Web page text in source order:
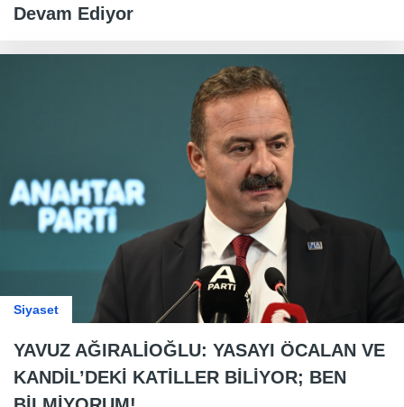
Devam Ediyor
Siyaset
YAVUZ AĞIRALİOĞLU: YASAYI ÖCALAN VE
KANDİL’DEKİ KATİLLER BİLİYOR; BEN